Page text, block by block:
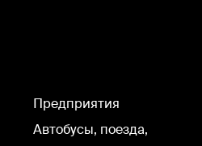
Предприятия
Автобусы, поезда,